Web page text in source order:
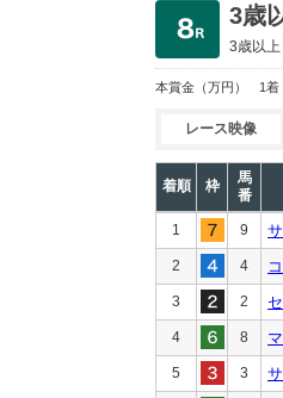
3歳
3歳以上
本賞金 （万円） 1着
レース映像
着順 枠
馬
番
1 9
2 4
3 2
4 8
5 3